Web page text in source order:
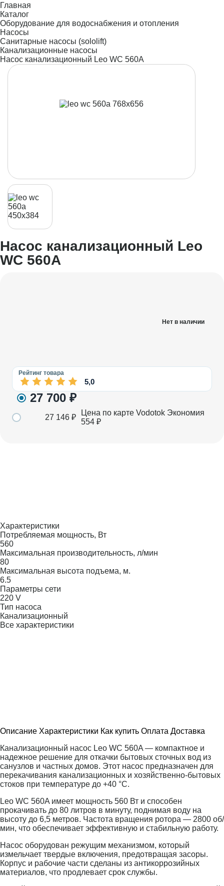
Главная
Каталог
Оборудование для водоснабжения и отопления
Насосы
Санитарные насосы (sololift)
Канализационные насосы
Насос канализационный Leo WC 560A
Насос канализационный Leo
WC 560A
Нет в наличии
Рейтинг товара
5,0
27 700 ₽
27 146 ₽
Цена по карте Vodotok Экономия
554 ₽
Характеристики
Потребляемая мощность, Вт
560
Максимальная производительность, л/мин
80
Максимальная высота подъема, м.
6.5
Параметры сети
220 V
Тип насоса
Канализационный
Все характеристики
Описание Характеристики Как купить Оплата Доставка
Канализационный насос Leo WC 560A — компактное и
надежное решение для откачки бытовых сточных вод из
санузлов и частных домов. Этот насос предназначен для
перекачивания канализационных и хозяйственно-бытовых
стоков при температуре до +40 °C.
Leo WC 560A имеет мощность 560 Вт и способен
прокачивать до 80 литров в минуту, поднимая воду на
высоту до 6,5 метров. Частота вращения ротора — 2800 об/
мин, что обеспечивает эффективную и стабильную работу.
Насос оборудован режущим механизмом, который
измельчает твердые включения, предотвращая засоры.
Корпус и рабочие части сделаны из антикоррозийных
материалов, что продлевает срок службы.